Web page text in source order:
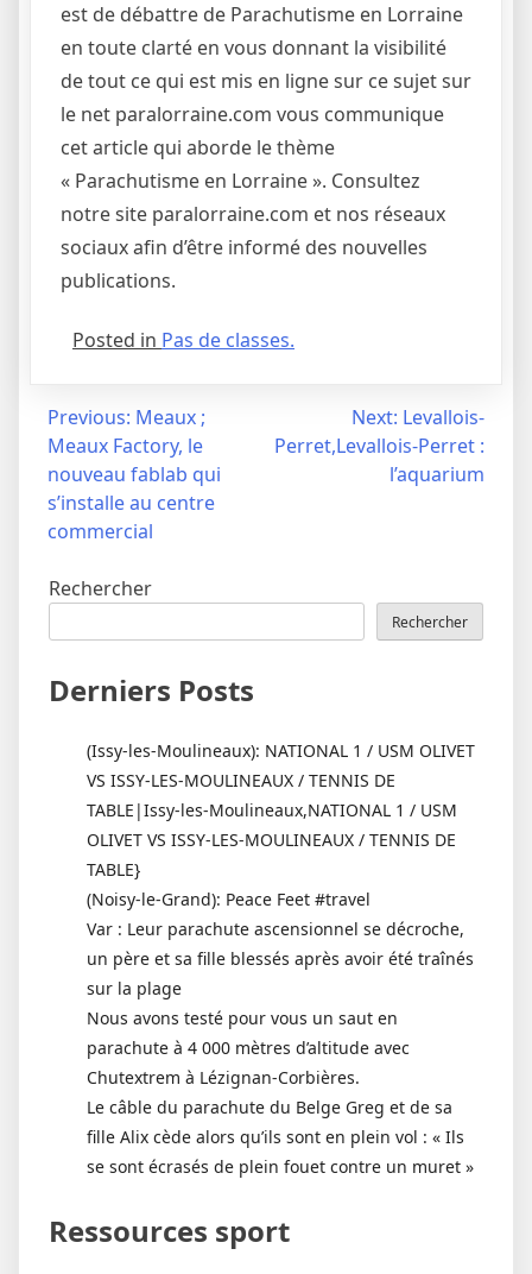
est de débattre de Parachutisme en Lorraine
en toute clarté en vous donnant la visibilité
de tout ce qui est mis en ligne sur ce sujet sur
le net paralorraine.com vous communique
cet article qui aborde le thème
« Parachutisme en Lorraine ». Consultez
notre site paralorraine.com et nos réseaux
sociaux afin d’être informé des nouvelles
publications.
Posted in Pas de classes.
Navigation
l’article
Previous: Meaux ;
Meaux Factory, le
nouveau fablab qui
s’installe au centre
commercial
Next: Levallois-
Perret,Levallois-Perret :
l’aquarium
Rechercher
Rechercher
Derniers Posts
(Issy-les-Moulineaux): NATIONAL 1 / USM OLIVET
VS ISSY-LES-MOULINEAUX / TENNIS DE
TABLE|Issy-les-Moulineaux,NATIONAL 1 / USM
OLIVET VS ISSY-LES-MOULINEAUX / TENNIS DE
TABLE}
(Noisy-le-Grand): Peace Feet #travel
Var : Leur parachute ascensionnel se décroche,
un père et sa fille blessés après avoir été traînés
sur la plage
Nous avons testé pour vous un saut en
parachute à 4 000 mètres d’altitude avec
Chutextrem à Lézignan-Corbières.
Le câble du parachute du Belge Greg et de sa
fille Alix cède alors qu’ils sont en plein vol : « Ils
se sont écrasés de plein fouet contre un muret »
Ressources sport